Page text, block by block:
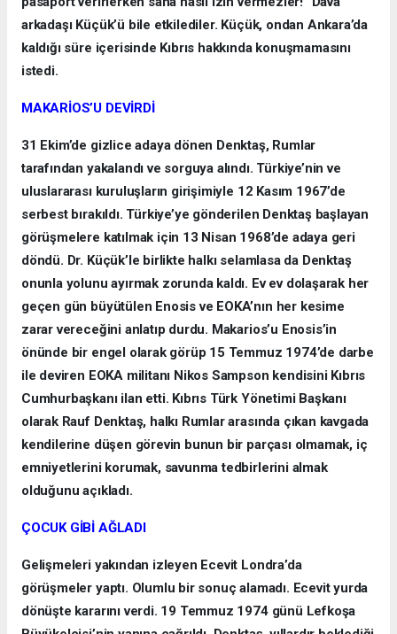
arkadaşı Küçük’ü bile etkilediler. Küçük, ondan Ankara’da
kaldığı süre içerisinde Kıbrıs hakkında konuşmamasını
istedi.
MAKARİOS’U DEVİRDİ
31 Ekim’de gizlice adaya dönen Denktaş, Rumlar
tarafından yakalandı ve sorguya alındı. Türkiye’nin ve
uluslararası kuruluşların girişimiyle 12 Kasım 1967’de
serbest bırakıldı. Türkiye’ye gönderilen Denktaş başlayan
görüşmelere katılmak için 13 Nisan 1968’de adaya geri
döndü. Dr. Küçük’le birlikte halkı selamlasa da Denktaş
onunla yolunu ayırmak zorunda kaldı. Ev ev dolaşarak her
geçen gün büyütülen Enosis ve EOKA’nın her kesime
zarar vereceğini anlatıp durdu. Makarios’u Enosis’in
önünde bir engel olarak görüp 15 Temmuz 1974’de darbe
ile deviren EOKA militanı Nikos Sampson kendisini Kıbrıs
Cumhurbaşkanı ilan etti. Kıbrıs Türk Yönetimi Başkanı
olarak Rauf Denktaş, halkı Rumlar arasında çıkan kavgada
kendilerine düşen görevin bunun bir parçası olmamak, iç
emniyetlerini korumak, savunma tedbirlerini almak
olduğunu açıkladı.
ÇOCUK GİBİ AĞLADI
Gelişmeleri yakından izleyen Ecevit Londra’da
görüşmeler yaptı. Olumlu bir sonuç alamadı. Ecevit yurda
dönüşte kararını verdi. 19 Temmuz 1974 günü Lefkoşa